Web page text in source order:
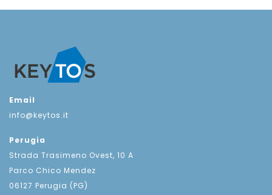
Email
info@keytos.it
Perugia
Strada Trasimeno Ovest, 10 A
Parco Chico Mendez
06127 Perugia (PG)